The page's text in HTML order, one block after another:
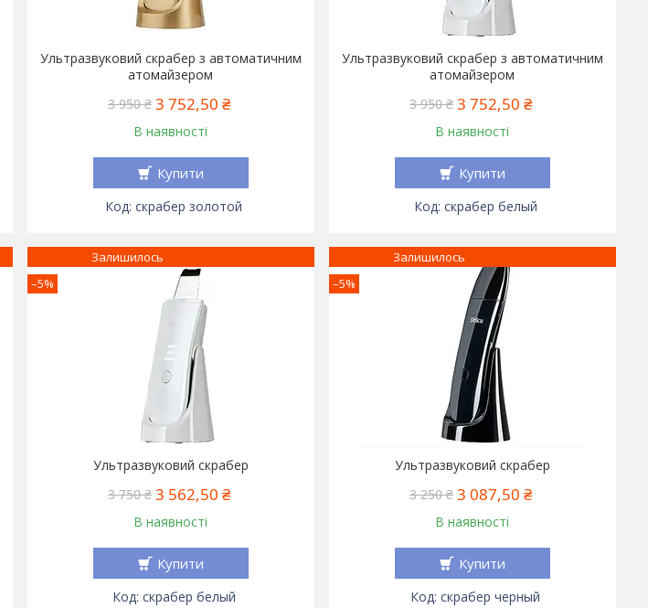
Ультразвуковий скрабер з автоматичним
атомайзером
3 950 ₴ 3 752,50 ₴
В наявності
Купити
скрабер золотой
Ультразвуковий скрабер з автоматичним
атомайзером
3 950 ₴ 3 752,50 ₴
В наявності
Купити
скрабер белый
–5%
Залишилось
Ультразвуковий скрабер
3 750 ₴ 3 562,50 ₴
В наявності
Купити
скрабер белый
–5%
Залишилось
Ультразвуковий скрабер
3 250 ₴ 3 087,50 ₴
В наявності
Купити
скрабер черный